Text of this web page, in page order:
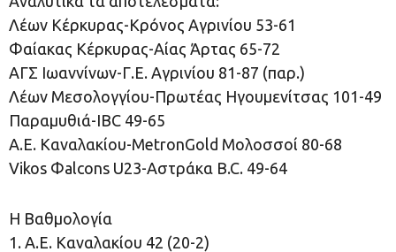
Λέων Κέρκυρας-Κρόνος Αγρινίου 53-61
Φαίακας Κέρκυρας-Αίας Άρτας 65-72
ΑΓΣ Ιωαννίνων-Γ.Ε. Αγρινίου 81-87 (παρ.)
Λέων Μεσολογγίου-Πρωτέας Ηγουμενίτσας 101-49
Παραμυθιά-IBC 49-65
Α.Ε. Καναλακίου-MetronGold Μολοσσοί 80-68
Vikos Φalcons U23-Αστράκα B.C. 49-64
H Βαθμολογία
1. Α.Ε. Καναλακίου 42 (20-2)